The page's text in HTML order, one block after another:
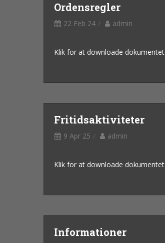
Ordensregler
22 Feb 24 admin
Klik for at downloade dokumentet
Fritidsaktiviteter
9 Apr 25 admin
Klik for at downloade dokumentet
Informationer